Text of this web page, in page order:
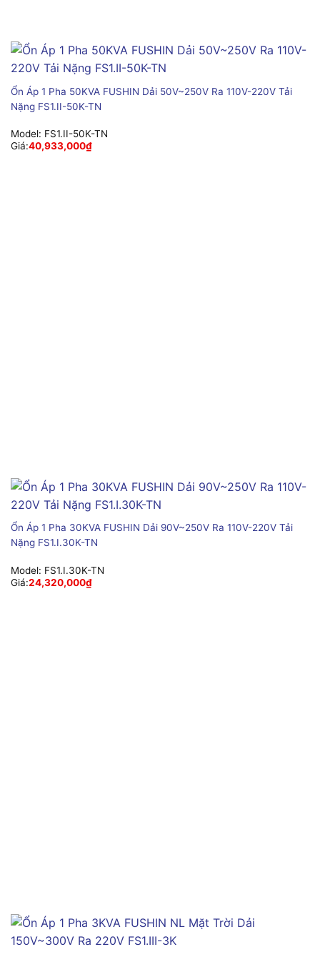
Ổn Áp 1 Pha 50KVA FUSHIN Dải 50V~250V Ra 110V-220V Tải
Nặng FS1.II-50K-TN
Model: FS1.II-50K-TN
Giá:40,933,000₫
Ổn Áp 1 Pha 30KVA FUSHIN Dải 90V~250V Ra 110V-220V Tải
Nặng FS1.I.30K-TN
Model: FS1.I.30K-TN
Giá:24,320,000₫